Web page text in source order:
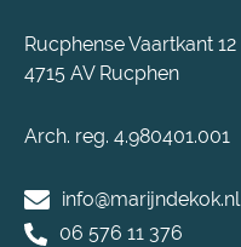
Rucphense Vaartkant 12
4715 AV Rucphen
Arch. reg. 4.980401.001
info@marijndekok.nl
06 576 11 376